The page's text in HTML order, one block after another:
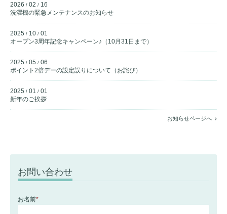
2026 / 02 / 16
洗濯機の緊急メンテナンスのお知らせ
2025 / 10 / 01
オープン3周年記念キャンペーン♪（10月31日まで）
2025 / 05 / 06
ポイント2倍デーの設定誤りについて（お詫び）
2025 / 01 / 01
新年のご挨拶
お知らせページへ
お問い合わせ
お名前*